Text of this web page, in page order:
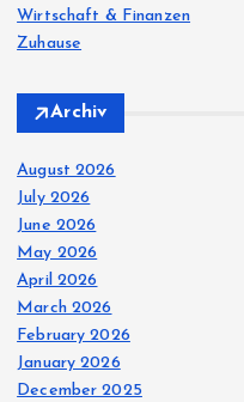
Wirtschaft & Finanzen
Zuhause
Archiv
August 2026
July 2026
June 2026
May 2026
April 2026
March 2026
February 2026
January 2026
December 2025